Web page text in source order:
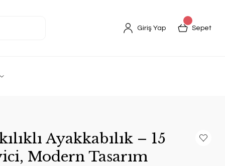
Giriş Yap Sepet
Ayakkabılık – 15
Modern Tasarım